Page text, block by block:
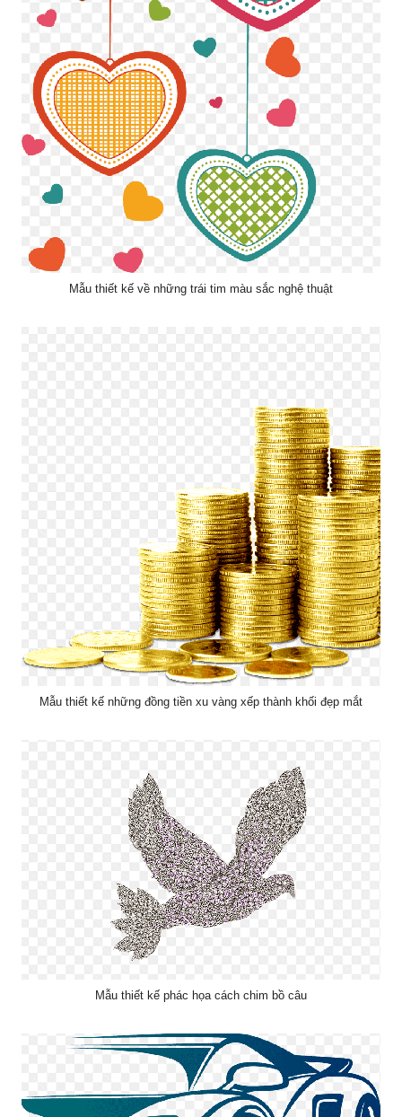
Mẫu thiết kế về những trái tim màu sắc nghệ thuật
Mẫu thiết kế những đồng tiền xu vàng xếp thành khối đẹp mắt
Mẫu thiết kế phác họa cách chim bồ câu